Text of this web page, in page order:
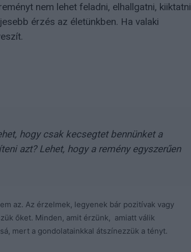
nem lehet feladni, elhallgatni, kiiktatni
érzés az életünkben. Ha valaki
hogy csak kecsegtet bennünket a
azt? Lehet, hogy a remény egyszerűen
az. Az érzelmek, legyenek bár pozitívak vagy
őket. Minden, amit érzünk, amiatt válik
mert a gondolatainkkal átszínezzük a tényt.